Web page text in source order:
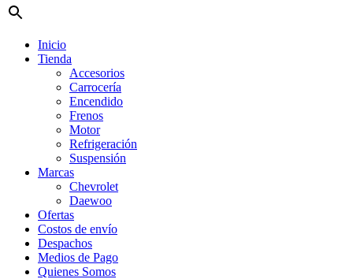
Inicio
Tienda
Accesorios
Carrocería
Encendido
Frenos
Motor
Refrigeración
Suspensión
Marcas
Chevrolet
Daewoo
Ofertas
Costos de envío
Despachos
Medios de Pago
Quienes Somos